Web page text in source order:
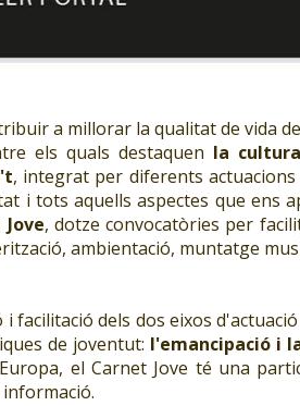
a millorar la qualitat de vida
els quals destaquen la
, integrat per diferents
i tots aquells aspectes que ens
, dotze convocatòries per
ambientació, muntatge
dels dos eixos
de joventut: l'emancipació i
el Carnet Jove té una